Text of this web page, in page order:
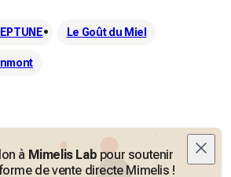
Le Goût du Miel
à Mimelis Lab pour soutenir
de vente directe Mimelis !